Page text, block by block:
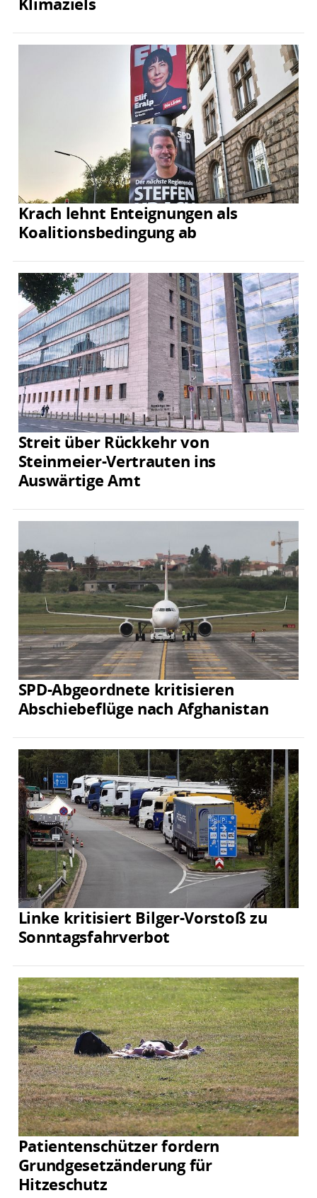
Krach lehnt Enteignungen als
Koalitionsbedingung ab
Streit über Rückkehr von
Steinmeier-Vertrauten ins
Auswärtige Amt
SPD-Abgeordnete kritisieren
Abschiebeflüge nach Afghanistan
Linke kritisiert Bilger-Vorstoß zu
Sonntagsfahrverbot
Patientenschützer fordern
Grundgesetzänderung für
Hitzeschutz